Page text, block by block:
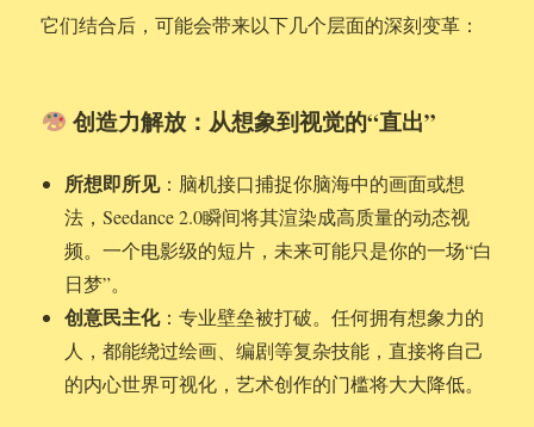
它们结合后，可能会带来以下几个层面的深刻变革：
创造力解放：从想象到视觉的“直出”
所想即所见：脑机接口捕捉你脑海中的画面或想
法，Seedance 2.0瞬间将其渲染成高质量的动态视
频。一个电影级的短片，未来可能只是你的一场“白
日梦”。
创意民主化：专业壁垒被打破。任何拥有想象力的
人，都能绕过绘画、编剧等复杂技能，直接将自己
的内心世界可视化，艺术创作的门槛将大大降低。